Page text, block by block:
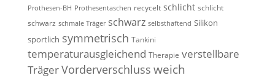
Prothesen-BH Prothesentaschen recycelt schlicht schlicht
schwarz schmale Träger schwarz selbsthaftend Silikon
sportlich symmetrisch Tankini
temperaturausgleichend Therapie verstellbare
TrägerVorderverschluss weich